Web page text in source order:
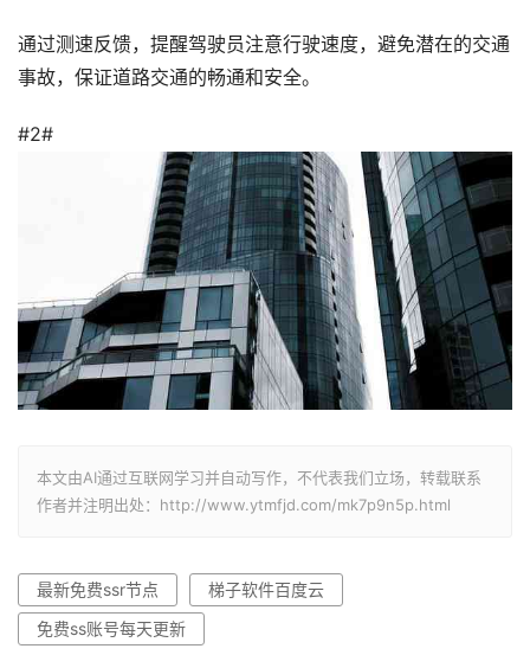
通过测速反馈，提醒驾驶员注意行驶速度，避免潜在的交通
事故，保证道路交通的畅通和安全。
#2#
本文由AI通过互联网学习并自动写作，不代表我们立场，转载联系
作者并注明出处：http://www.ytmfjd.com/mk7p9n5p.html
最新免费ssr节点
梯子软件百度云
免费ss账号每天更新